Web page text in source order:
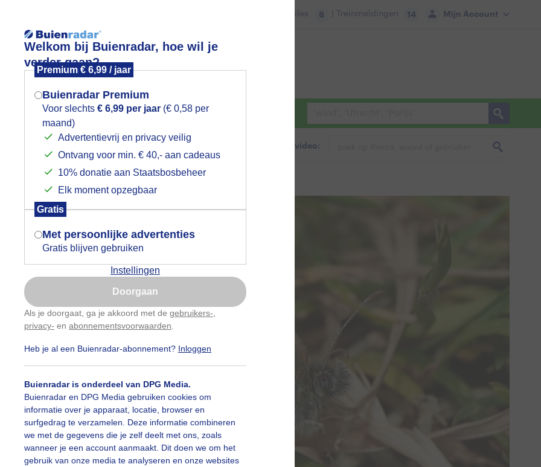
Welkom bij Buienradar, hoe wil je
verder gaan?
Premium € 6,99 / jaar
Buienradar Premium
Voor slechts € 6,99 per jaar (€ 0,58 per
maand)
Advertentievrij en privacy veilig
Ontvang voor min. € 40,- aan cadeaus
10% donatie aan Staatsbosbeheer
Elk moment opzegbaar
Gratis
Met persoonlijke advertenties
Gratis blijven gebruiken
Instellingen
Doorgaan
Als je doorgaat, ga je akkoord met de gebruikers-
privacy- en abonnementsvoorwaarden
Heb je al een Buienradar-abonnement? Inloggen
Buienradar is onderdeel van DPG Media.
Buienradar en DPG Media gebruiken cookies om
informatie over je apparaat, locatie, browser en
surfgedrag te verzamelen. Deze informatie combineren
we met de gegevens die je zelf deelt met ons, zoals
wanneer je een account aanmaakt. Dit doen we om het
gebruik van onze media te analyseren en onze websites
Mijn Account
Files 8 | Treinmeldingen 14
Foto en video Weerzine
Zoeken in foto & video:
Mogen we je locatie gebruiken voor
het weer?
Indien je hier nog geen akkoord op hebt
gegeven, verschijnt er zo een pop-up uit
je browser waarin deze toestemming
gevraagd wordt.
Is goed, toon de popup
Nu niet, misschien later
Gebruik je Safari en wil je niet elke dag deze pop-up
Klikhierom dit aan te passen